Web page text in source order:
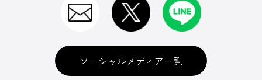
ソーシャルメディア一覧